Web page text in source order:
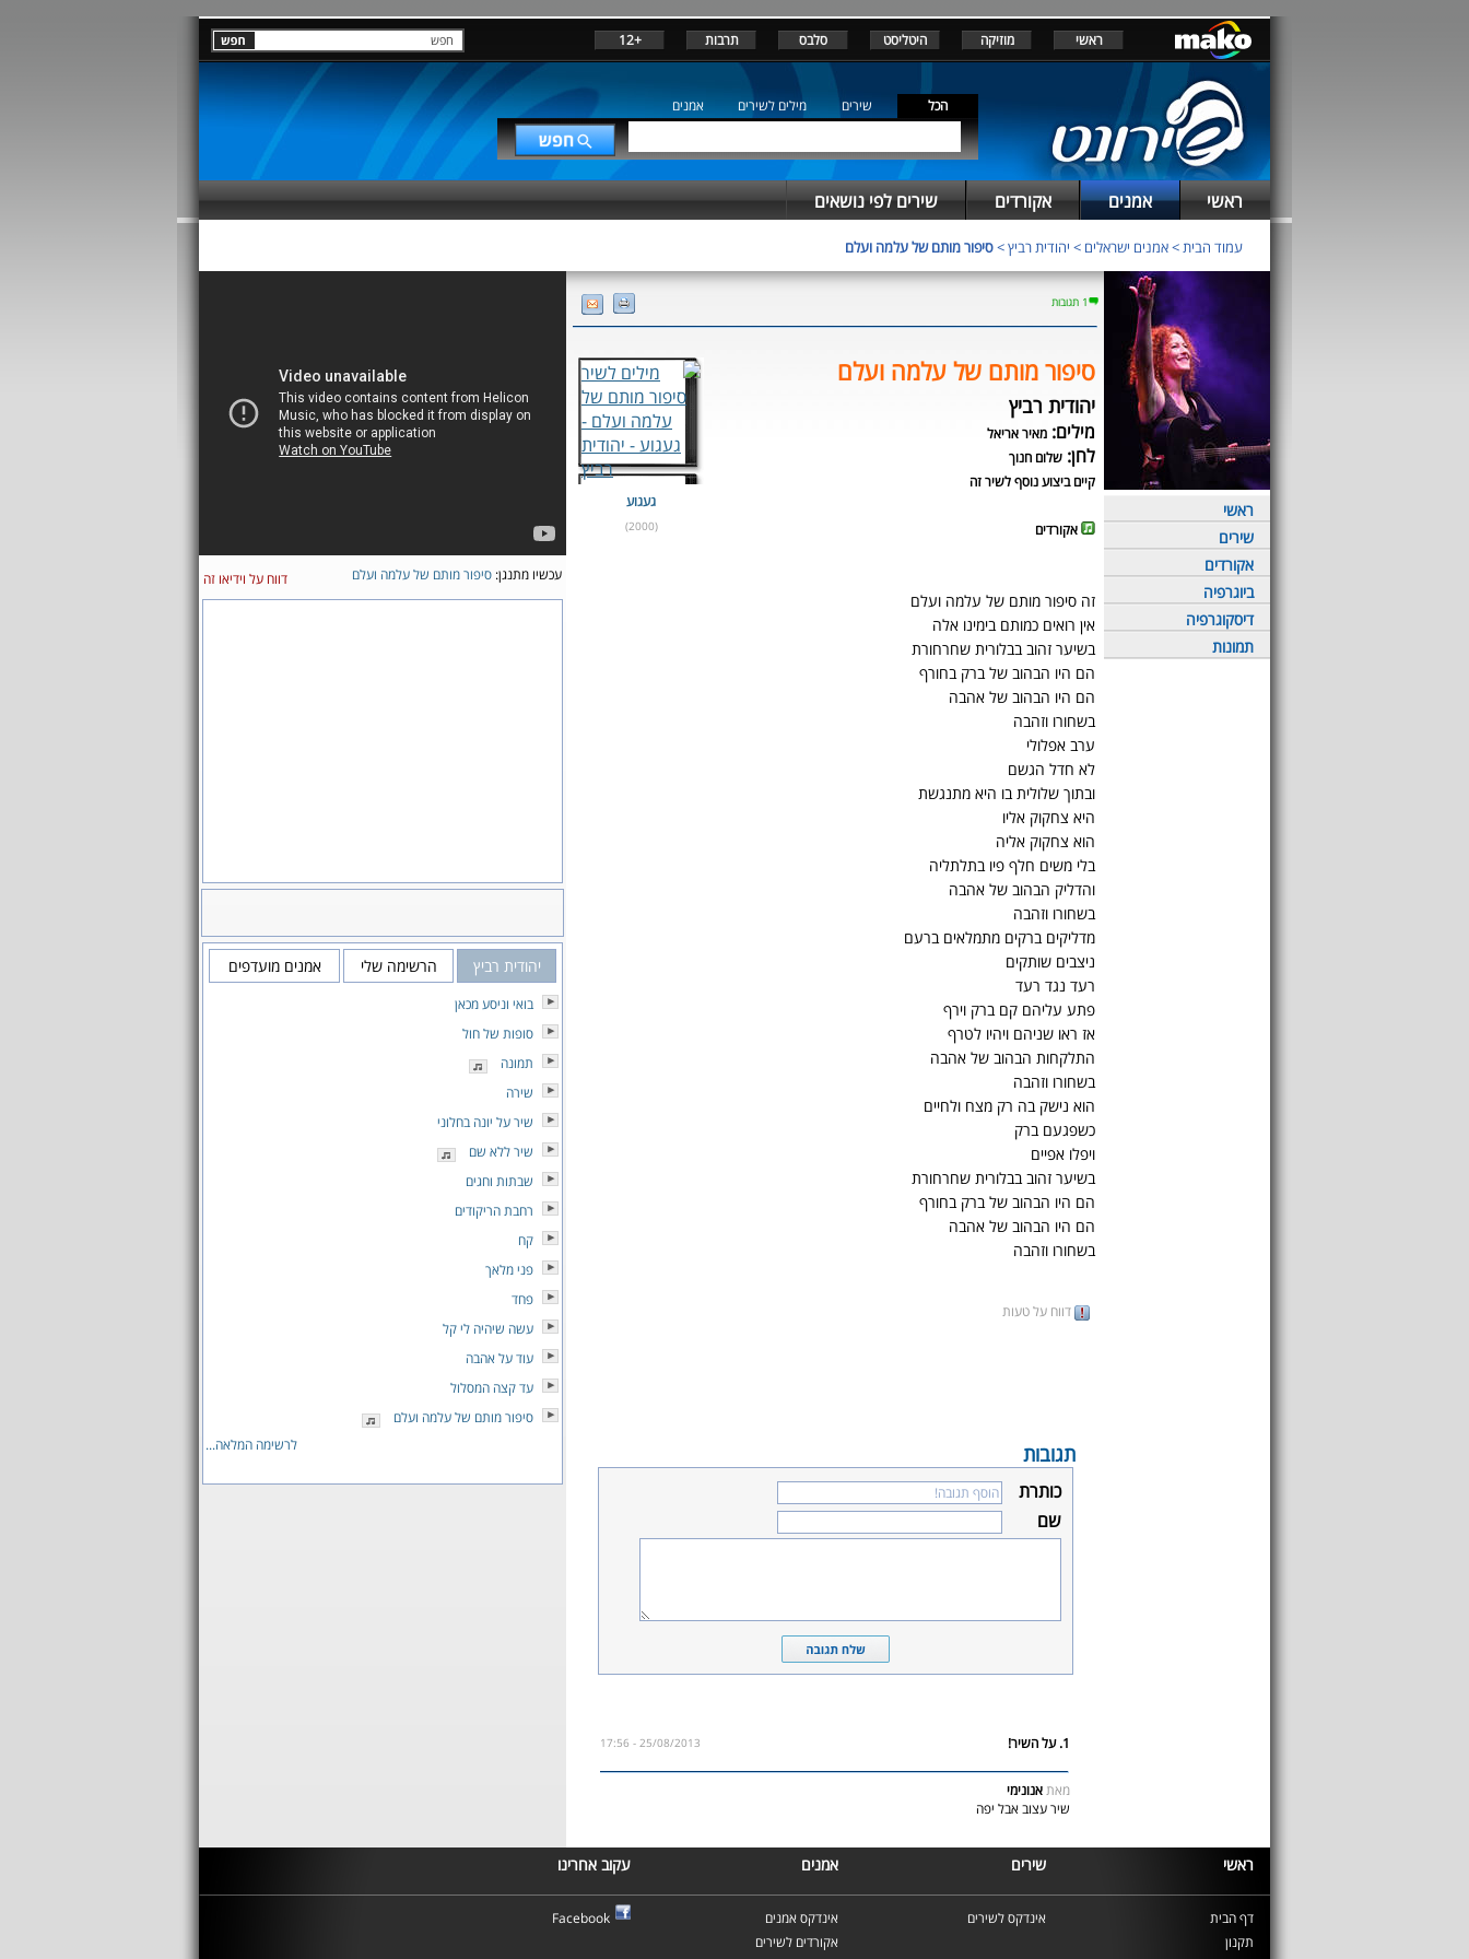
ראשי מוזיקה היטליסט סלבס תרבות +12
הכל שירים מילים לשירים אמנים
ראשי אמנים אקורדים שירים לפי נושאים
עמוד הבית>אמנים ישראלים > יהודית רביץ>סיפור מותם של עלמה ועלם
ראשי
שירים
אקורדים
ביוגרפיה
דיסקוגרפיה
תמונות
1 תגובות
סיפור מותם של עלמה ועלם
יהודית רביץ
מילים: מאיר אריאל
לחן: שלום חנוך
קיים ביצוע נוסף לשיר זה
אקורדים
זה סיפור מותם של עלמה ועלם
אין רואים כמותם בימינו אלה
בשיער זהוב בבלורית שחרחורת
הם היו הבהוב של ברק בחורף
הם היו הבהוב של אהבה
בשחורו וזהבה
ערב אפלולי
לא חדל הגשם
ובתוך שלולית בו היא מתנגשת
היא צחקוק אליו
הוא צחקוק אליה
בלי משים חלף פיו בתלתליה
והדליק הבהוב של אהבה
בשחורו וזהבה
מדליקים ברקים מתמלאים ברעם
ניצבים שותקים
רעד נגד רעד
פתע עליהם קם ברק וירף
אז ראו שניהם ויהיו לטרף
התלקחות הבהוב של אהבה
בשחורו וזהבה
הוא נישק בה רק מצח ולחיים
כשפגעם ברק
ויפלו אפיים
בשיער זהוב בבלורית שחרחורת
הם היו הבהוב של ברק בחורף
הם היו הבהוב של אהבה
בשחורו וזהבה
געגוע
(2000)
דווח על טעות
תגובות
כותרת
שם
1. על השיר! 25/08/2013 - 17:56
מאתאנונימי
שיר עצוב אבל יפה
עכשיו מתנגן: סיפור מותם של עלמה ועלם דווח על וידיאו זה
יהודית רביץ הרשימה שלי אמנים מועדפים
בואי וניסע מכאן
סופות של חול
תמונה
שירה
שיר על יונה בחלוני
שיר ללא שם
שבתות וחגים
רחבת הריקודים
קח
פני מלאך
פחד
עשה שיהיה לי קל
עוד על אהבה
עד קצה המסלול
סיפור מותם של עלמה ועלם
לרשימה המלאה...
ראשי שירים אמנים עקוב אחרינו
דף הבית
תקנון
אינדקס לשירים
אינדקס אמנים
אקורדים לשירים
Facebook